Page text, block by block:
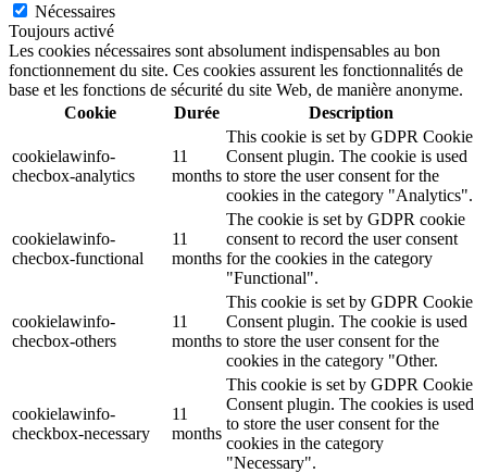
Nécessaires
Toujours activé
Les cookies nécessaires sont absolument indispensables au bon
fonctionnement du site. Ces cookies assurent les fonctionnalités de
base et les fonctions de sécurité du site Web, de manière anonyme.
Cookie
Durée Description
cookielawinfo-
checbox-analytics
11
months
This cookie is set by GDPR Cookie
Consent plugin. The cookie is used
to store the user consent for the
cookies in the category "Analytics".
cookielawinfo-
checbox-functional
11
months
The cookie is set by GDPR cookie
consent to record the user consent
for the cookies in the category
"Functional".
cookielawinfo-
checbox-others
11
months
This cookie is set by GDPR Cookie
Consent plugin. The cookie is used
to store the user consent for the
cookies in the category "Other.
cookielawinfo-
checkbox-necessary
11
months
This cookie is set by GDPR Cookie
Consent plugin. The cookies is used
to store the user consent for the
cookies in the category
"Necessary".